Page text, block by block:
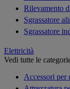
Rilevamento
Sgrassatore
Sgrassatore
Elettricità
Vedi tutte le
Accessori per